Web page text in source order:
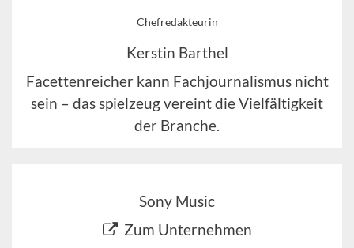
Chefredakteurin
Kerstin Barthel
Facettenreicher kann Fachjournalismus nicht
sein – das spielzeug vereint die Vielfältigkeit
der Branche.
Sony Music
Zum Unternehmen